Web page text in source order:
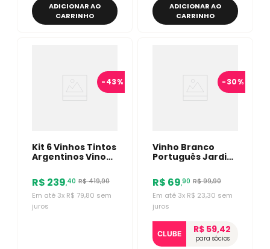
ADICIONAR AO
CARRINHO
ADICIONAR AO
CARRINHO
-43%
Kit 6 Vinhos Tintos
Argentinos Vino
Malbec
R$ 239,40 R$419,90
Em até 3x R$ 79,80 sem
juros
-30%
Vinho Branco
Português Jardim
750ml
R$ 69,90 R$99,90
Em até 3x R$ 23,30 sem
juros
CLUBE R$ 59,42
para sócios